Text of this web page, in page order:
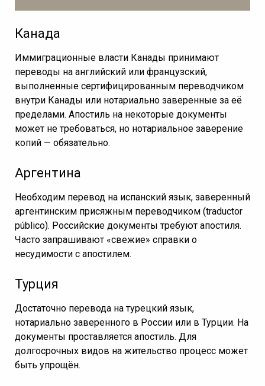
Канада
Иммиграционные власти Канады принимают
переводы на английский или французский,
выполненные сертифицированным переводчиком
внутри Канады или нотариально заверенные за её
пределами. Апостиль на некоторые документы
может не требоваться, но нотариальное заверение
копий — обязательно.
Аргентина
Необходим перевод на испанский язык, заверенный
аргентинским присяжным переводчиком (traductor
público). Российские документы требуют апостиля.
Часто запрашивают «свежие» справки о
несудимости с апостилем.
Турция
Достаточно перевода на турецкий язык,
нотариально заверенного в России или в Турции. На
документы проставляется апостиль. Для
долгосрочных видов на жительство процесс может
быть упрощён.